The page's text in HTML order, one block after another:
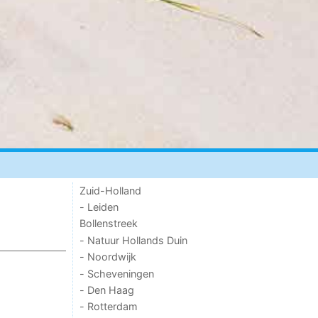
Zuid-Holland
- Leiden
Bollenstreek
- Natuur Hollands Duin
- Noordwijk
- Scheveningen
- Den Haag
- Rotterdam